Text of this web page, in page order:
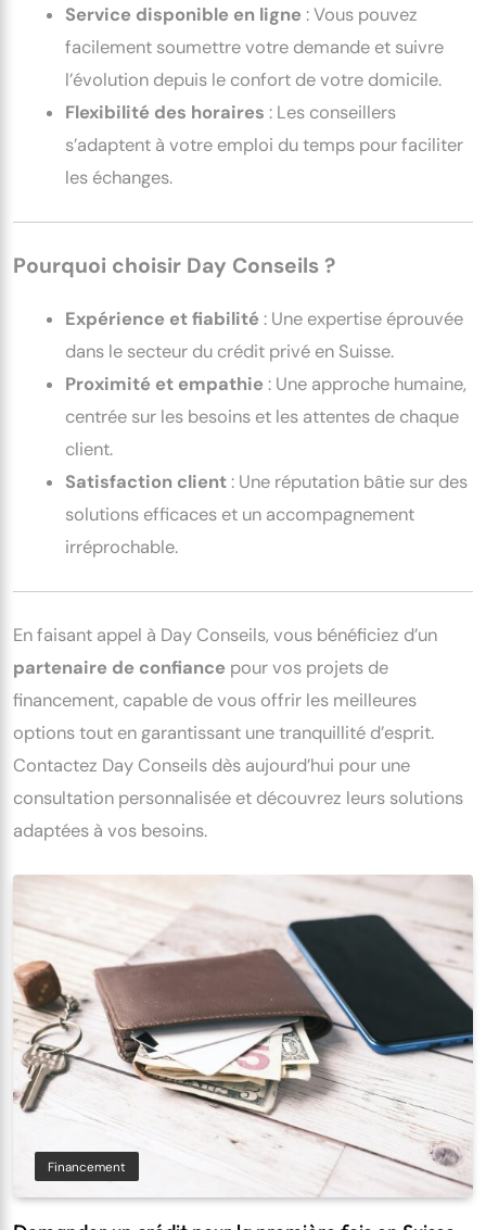
Service disponible en ligne : Vous pouvez
facilement soumettre votre demande et suivre
l’évolution depuis le confort de votre domicile.
Flexibilité des horaires : Les conseillers
s’adaptent à votre emploi du temps pour faciliter
les échanges.
Pourquoi choisir Day Conseils ?
Expérience et fiabilité : Une expertise éprouvée
dans le secteur du crédit privé en Suisse.
Proximité et empathie : Une approche humaine,
centrée sur les besoins et les attentes de chaque
client.
Satisfaction client : Une réputation bâtie sur des
solutions efficaces et un accompagnement
irréprochable.
En faisant appel à Day Conseils, vous bénéficiez d’un
partenaire de confiance pour vos projets de
financement, capable de vous offrir les meilleures
options tout en garantissant une tranquillité d’esprit.
Contactez Day Conseils dès aujourd’hui pour une
consultation personnalisée et découvrez leurs solutions
adaptées à vos besoins.
Financement